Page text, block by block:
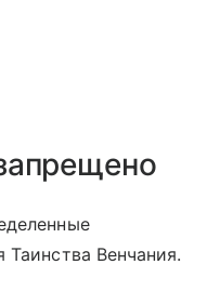
Таинства Венчания.